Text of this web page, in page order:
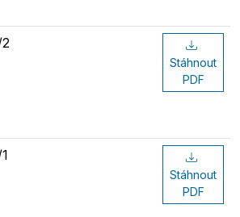
Stáhnout
PDF
Stáhnout
PDF